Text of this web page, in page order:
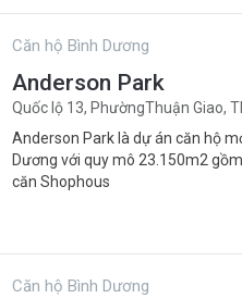
Căn hộ Bình Dương
Anderson Park
Quốc lộ 13, PhườngThuận Giao,
Anderson Park là dự án căn hộ
Dương với quy mô 23.150m2
căn Shophous
Căn hộ Bình Dương